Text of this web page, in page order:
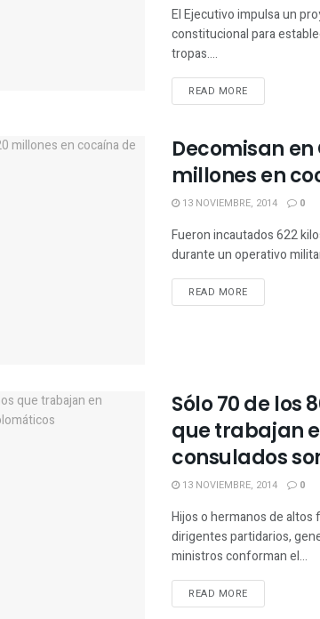
El Ejecutivo impulsa un
constitucional para
tropas....
READ MORE
Decomisan
millones en
13 NOVIEMBRE, 2014 0
Fueron incautados 622
durante un operativo
READ MORE
Sólo 70 de los
que trabajan
consulados
13 NOVIEMBRE, 2014 0
Hijos o hermanos de altos
dirigentes partidarios,
ministros conforman el...
READ MORE